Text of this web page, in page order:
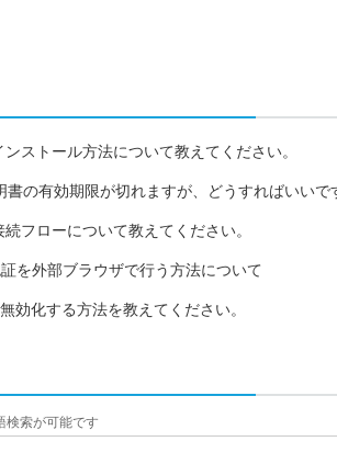
ストール方法について教えてください。
書の有効期限が切れますが、どうすればいいで
フローについて教えてください。
を外部ブラウザで行う方法について
効化する方法を教えてください。
検索が可能です